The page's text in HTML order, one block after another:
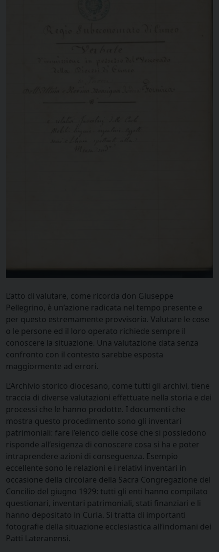
L’atto di valutare, come ricorda don Giuseppe
Pellegrino, è un’azione radicata nel tempo presente e
per questo estremamente provvisoria. Valutare le cose
o le persone ed il loro operato richiede sempre il
conoscere la situazione. Una valutazione data senza
confronto con il contesto sarebbe esposta
maggiormente ad errori.
L’Archivio storico diocesano, come tutti gli archivi, tiene
traccia di diverse valutazioni effettuate nella storia e dei
processi che le hanno prodotte. I documenti che
mostra questo procedimento sono gli inventari
patrimoniali: fare l’elenco delle cose che si possiedono
risponde all’esigenza di conoscere cosa si ha e poter
intraprendere azioni di conseguenza. Esempio
eccellente sono le relazioni e i relativi inventari in
occasione della circolare della Sacra Congregazione del
Concilio del giugno 1929: tutti gli enti hanno compilato
questionari, inventari patrimoniali, stati finanziari e li
hanno depositato in Curia. Si tratta di importanti
fotografie della situazione ecclesiastica all’indomani dei
Patti Lateranensi.